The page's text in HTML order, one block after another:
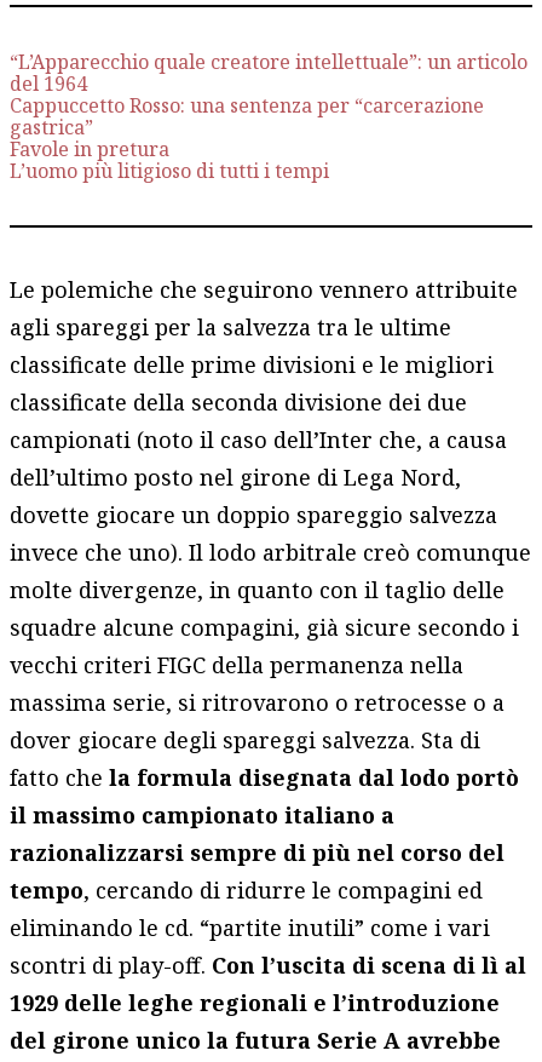
“L’Apparecchio quale creatore intellettuale”: un articolo
del 1964
Cappuccetto Rosso: una sentenza per “carcerazione
gastrica”
Favole in pretura
L’uomo più litigioso di tutti i tempi
Le polemiche che seguirono vennero attribuite
agli spareggi per la salvezza tra le ultime
classificate delle prime divisioni e le migliori
classificate della seconda divisione dei due
campionati (noto il caso dell’Inter che, a causa
dell’ultimo posto nel girone di Lega Nord,
dovette giocare un doppio spareggio salvezza
invece che uno). Il lodo arbitrale creò comunque
molte divergenze, in quanto con il taglio delle
squadre alcune compagini, già sicure secondo i
vecchi criteri FIGC della permanenza nella
massima serie, si ritrovarono o retrocesse o a
dover giocare degli spareggi salvezza. Sta di
fatto chela formula disegnata dal lodo portò
il massimo campionato italiano a
razionalizzarsi sempre di più nel corso del
tempo, cercando di ridurre le compagini ed
eliminando le cd. “partite inutili” come i vari
scontri di play-off. Con l’uscita di scena di lì al
1929 delle leghe regionali e l’introduzione
del girone unico la futura Serie A avrebbe